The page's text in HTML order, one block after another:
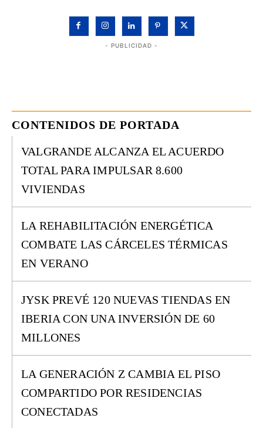
- PUBLICIDAD -
CONTENIDOS DE PORTADA
VALGRANDE ALCANZA EL ACUERDO
TOTAL PARA IMPULSAR 8.600
VIVIENDAS
LA REHABILITACIÓN ENERGÉTICA
COMBATE LAS CÁRCELES TÉRMICAS
EN VERANO
JYSK PREVÉ 120 NUEVAS TIENDAS EN
IBERIA CON UNA INVERSIÓN DE 60
MILLONES
LA GENERACIÓN Z CAMBIA EL PISO
COMPARTIDO POR RESIDENCIAS
CONECTADAS